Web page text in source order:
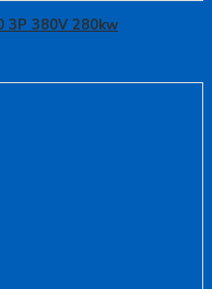
3P 380V 280kw